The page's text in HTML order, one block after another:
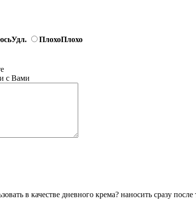
Удл. ПлохоПлохо
с Вами
в качестве дневного крема? наносить сразу после